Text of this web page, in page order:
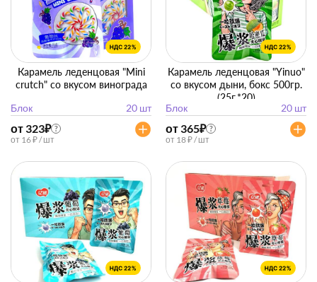
Карамель леденцовая "Mini
crutch" со вкусом винограда
Блок
20 шт
от 323₽ ?
от 16 ₽ / шт
Карамель леденцовая "Yinuo"
со вкусом дыни, бокс 500гр.
(25г.*20)
Блок
20 шт
от 365₽ ?
от 18 ₽ / шт